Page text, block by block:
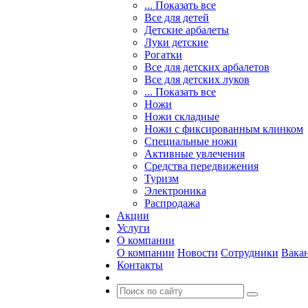
... Показать все
Все для детей
Детские арбалеты
Луки детские
Рогатки
Все для детских арбалетов
Все для детских луков
... Показать все
Ножи
Ножи складные
Ножи с фиксированным клинком
Специальные ножи
Активные увлечения
Средства передвижения
Туризм
Электроника
Распродажа
Акции
Услуги
О компании
О компании Новости Сотрудники
Контакты